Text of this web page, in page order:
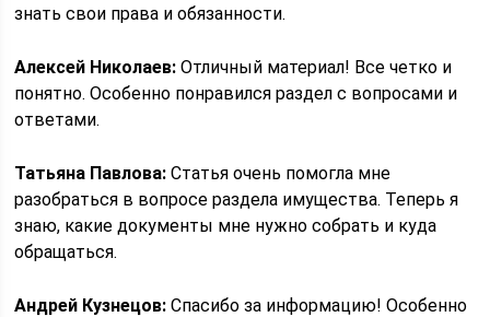
знать свои права и обязанности.
Алексей Николаев: Отличный материал! Все четко и
понятно. Особенно понравился раздел с вопросами и
ответами.
Татьяна Павлова: Статья очень помогла мне
разобраться в вопросе раздела имущества. Теперь я
знаю, какие документы мне нужно собрать и куда
обращаться.
Андрей Кузнецов: Спасибо за информацию! Особенно